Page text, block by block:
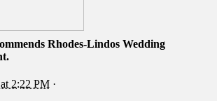
Rhodes-Lindos Wedding
2:22 PM ·